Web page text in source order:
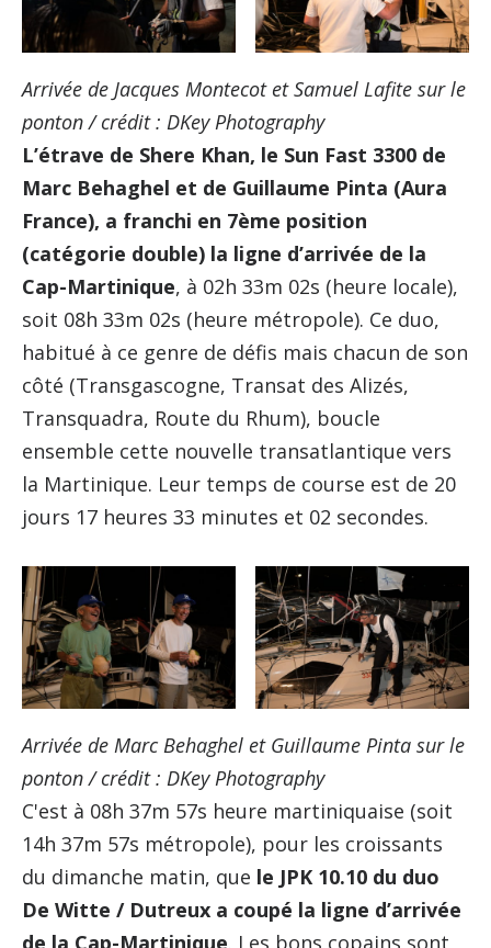
Arrivée de Jacques Montecot et Samuel Lafite sur le
ponton / crédit : DKey Photography
L’étrave de Shere Khan, le Sun Fast 3300 de
Marc Behaghel et de Guillaume Pinta (Aura
France), a franchi en 7ème position
(catégorie double) la ligne d’arrivée de la
Cap-Martinique, à 02h 33m 02s (heure locale),
soit 08h 33m 02s (heure métropole). Ce duo,
habitué à ce genre de défis mais chacun de son
côté (Transgascogne, Transat des Alizés,
Transquadra, Route du Rhum), boucle
ensemble cette nouvelle transatlantique vers
la Martinique. Leur temps de course est de 20
jours 17 heures 33 minutes et 02 secondes.
Arrivée de Marc Behaghel et Guillaume Pinta sur le
ponton / crédit : DKey Photography
C'est à 08h 37m 57s heure martiniquaise (soit
14h 37m 57s métropole), pour les croissants
du dimanche matin, que le JPK 10.10 du duo
De Witte / Dutreux a coupé la ligne d’arrivée
de la Cap-Martinique . Les bons copains sont